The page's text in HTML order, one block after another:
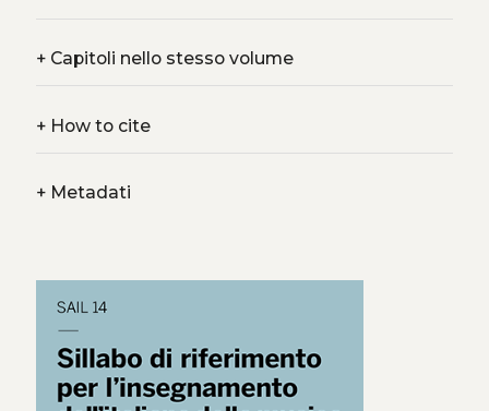
+Capitoli nello stesso volume
+How to cite
+Metadati